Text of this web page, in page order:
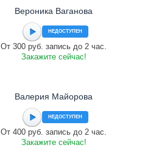
Вероника Ваганова
НЕДОСТУПЕН
От 300 руб. запись до 2 час.
Закажите сейчас!
Валерия Майорова
НЕДОСТУПЕН
От 400 руб. запись до 2 час.
Закажите сейчас!